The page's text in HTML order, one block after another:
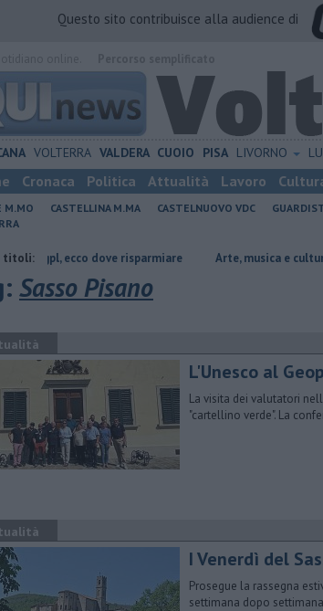
Questo sito contribuisce alla audience di
VOLTERRA VALDERA CUOIO PISA LIVORNO
Cronaca Politica Attualità Lavoro
M.MO CASTELLINA M.MA CASTELNUOVO VDC
titoli:
dove risparmiare Arte, musica e cultura parlano
Sasso Pisano
L'Unesco al
La visita dei valutatori
"cartellino verde". La
I Venerdì del
Prosegue la rassegna
settimana dopo